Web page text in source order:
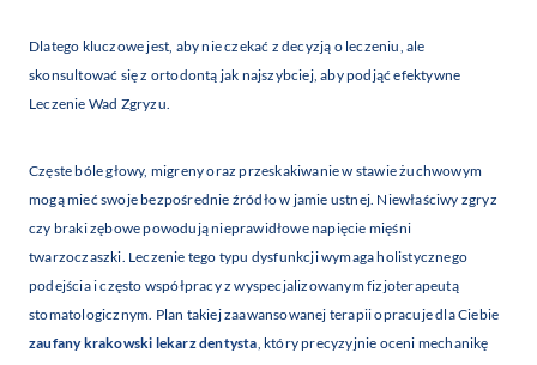
Dlatego kluczowe jest, aby nie czekać z decyzją o leczeniu, ale
skonsultować się z ortodontą jak najszybciej, aby podjąć efektywne
Leczenie Wad Zgryzu.
Częste bóle głowy, migreny oraz przeskakiwanie w stawie żuchwowym
mogą mieć swoje bezpośrednie źródło w jamie ustnej. Niewłaściwy zgryz
czy braki zębowe powodują nieprawidłowe napięcie mięśni
twarzoczaszki. Leczenie tego typu dysfunkcji wymaga holistycznego
podejścia i często współpracy z wyspecjalizowanym fizjoterapeutą
stomatologicznym. Plan takiej zaawansowanej terapii opracuje dla Ciebie
zaufany krakowski lekarz dentysta, który precyzyjnie oceni mechanikę